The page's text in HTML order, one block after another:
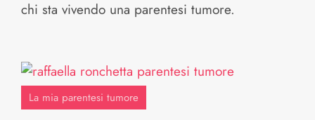
chi sta vivendo una parentesi tumore.
La mia parentesi tumore